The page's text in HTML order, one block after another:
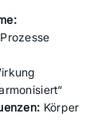
Körper